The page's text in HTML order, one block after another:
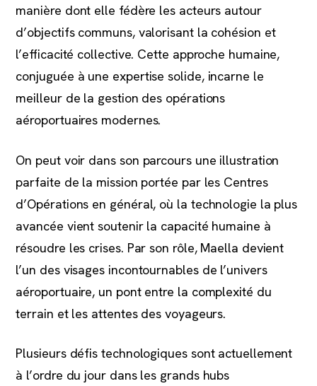
manière dont elle fédère les acteurs autour
d’objectifs communs, valorisant la cohésion et
l’efficacité collective. Cette approche humaine,
conjuguée à une expertise solide, incarne le
meilleur de la gestion des opérations
aéroportuaires modernes.
On peut voir dans son parcours une illustration
parfaite de la mission portée par les Centres
d’Opérations en général, où la technologie la plus
avancée vient soutenir la capacité humaine à
résoudre les crises. Par son rôle, Maella devient
l’un des visages incontournables de l’univers
aéroportuaire, un pont entre la complexité du
terrain et les attentes des voyageurs.
Plusieurs défis technologiques sont actuellement
à l’ordre du jour dans les grands hubs